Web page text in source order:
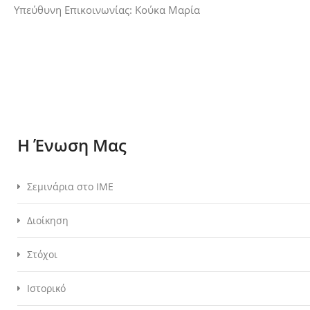
Υπεύθυνη Επικοινωνίας: Κούκα Μαρία
Η Ένωση Μας
Σεμινάρια στο ΙΜΕ
Διοίκηση
Στόχοι
Ιστορικό